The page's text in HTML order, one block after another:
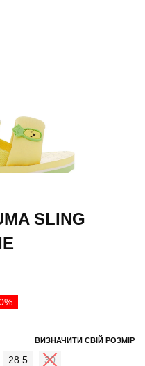
SLING
Оригінальна
₴ 2,970.00.
Поточна
₴ 1,485.00.
ВИЗНАЧИТИ СВІЙ РОЗМІР
28.5 30